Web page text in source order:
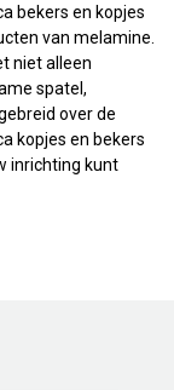
bekers en kopjes
van melamine.
niet alleen
spatel,
over de
kopjes en bekers
inrichting kunt